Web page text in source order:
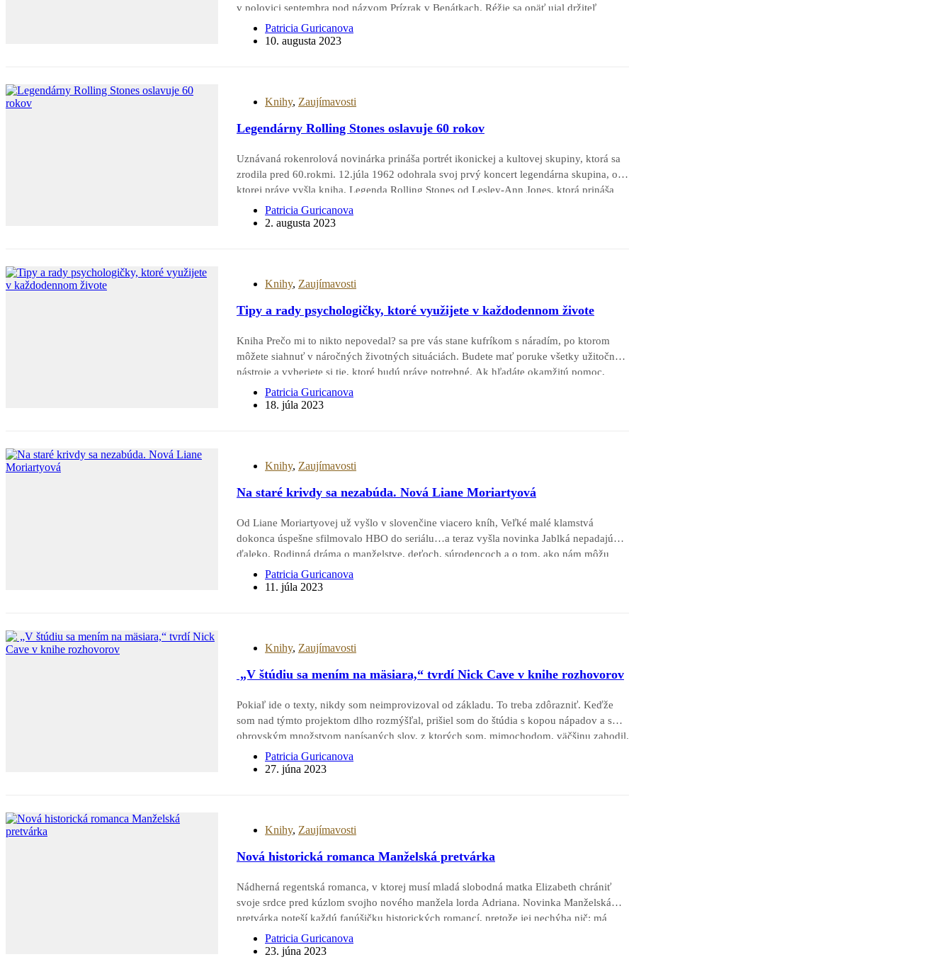
v polovici septembra pod názvom Prízrak v Benátkach. Réžie sa opäť ujal držiteľ
Oscara Kenneth Branagh, ktorý zároveň stvárnil hlavnú úlohu slávneho detektíva
Hercula Poirota.…
Patricia Guricanova
10. augusta 2023
Knihy, Zaujímavosti
Legendárny Rolling Stones oslavuje 60 rokov
Uznávaná rokenrolová novinárka prináša portrét ikonickej a kultovej skupiny, ktorá sa
zrodila pred 60.rokmi. 12.júla 1962 odohrala svoj prvý koncert legendárna skupina, o
ktorej práve vyšla kniha. Legenda Rolling Stones od Lesley-Ann Jones, ktorá prináša
príbeh tejto rozporuplnej, miestami divokej, no kultovej skupiny.…
Patricia Guricanova
2. augusta 2023
Knihy, Zaujímavosti
Tipy a rady psychologičky, ktoré využijete v každodennom živote
Kniha Prečo mi to nikto nepovedal? sa pre vás stane kufríkom s náradím, po ktorom
môžete siahnuť v náročných životných situáciách. Budete mať poruke všetky užitočné
nástroje a vyberiete si tie, ktoré budú práve potrebné. Ak hľadáte okamžitú pomoc,
nalistujte si kapitolu…
Patricia Guricanova
18. júla 2023
Knihy, Zaujímavosti
Na staré krivdy sa nezabúda. Nová Liane Moriartyová
Od Liane Moriartyovej už vyšlo v slovenčine viacero kníh, Veľké malé klamstvá
dokonca úspešne sfilmovalo HBO do seriálu…a teraz vyšla novinka Jablká nepadajú
ďaleko. Rodinná dráma o manželstve, deťoch, súrodencoch a o tom, ako nám môžu
ľudia, ktorých najviac milujeme, silno ublížiť. Všetci v meste…
Patricia Guricanova
11. júla 2023
Knihy, Zaujímavosti
„V štúdiu sa mením na mäsiara,“ tvrdí Nick Cave v knihe rozhovorov
Pokiaľ ide o texty, nikdy som neimprovizoval od základu. To treba zdôrazniť. Keďže
som nad týmto projektom dlho rozmýšľal, prišiel som do štúdia s kopou nápadov a s
obrovským množstvom napísaných slov, z ktorých som, mimochodom, väčšinu zahodil.
Vždy však…
Patricia Guricanova
27. júna 2023
Knihy, Zaujímavosti
Nová historická romanca Manželská pretvárka
Nádherná regentská romanca, v ktorej musí mladá slobodná matka Elizabeth chrániť
svoje srdce pred kúzlom svojho nového manžela lorda Adriana. Novinka Manželská
pretvárka poteší každú fanúšičku historických romancí, pretože jej nechýba nič: má
veľa romantiky a lásky, napätie a dobrodružstvo, tajomstvo, ale aj škandál. Z tohto
príbehu…
Patricia Guricanova
23. júna 2023